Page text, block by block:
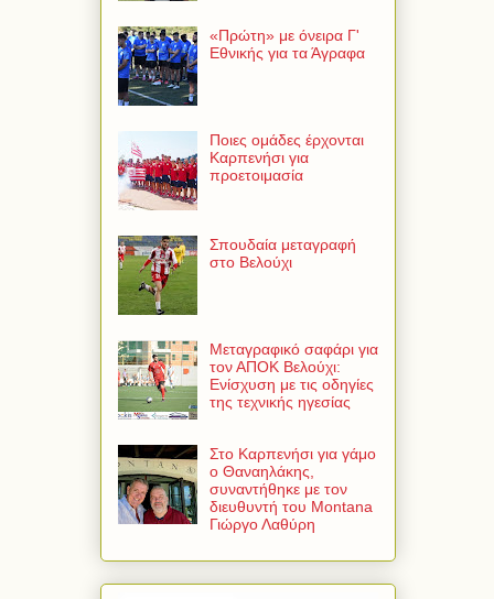
«Πρώτη» με όνειρα Γ'
Εθνικής για τα Άγραφα
Ποιες ομάδες έρχονται
Καρπενήσι για
προετοιμασία
Σπουδαία μεταγραφή
στο Βελούχι
Μεταγραφικό σαφάρι για
τον ΑΠΟΚ Βελούχι:
Ενίσχυση με τις οδηγίες
της τεχνικής ηγεσίας
Στο Καρπενήσι για γάμο
ο Θαναηλάκης,
συναντήθηκε με τον
διευθυντή του Montana
Γιώργο Λαθύρη